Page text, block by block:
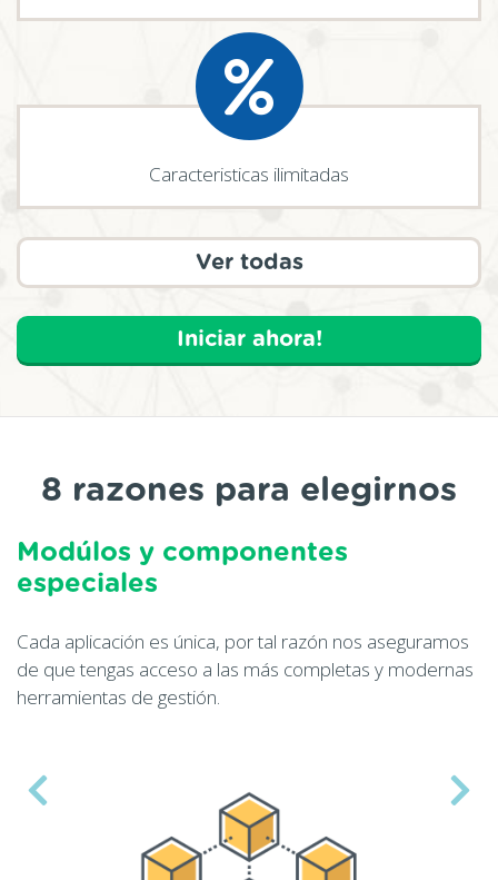
Caracteristicas ilimitadas
Ver todas
Iniciar ahora!
8 razones para elegirnos
modernas
Servidores de clase
inmediata, copias de seguridad, flexibilidad
servicio.